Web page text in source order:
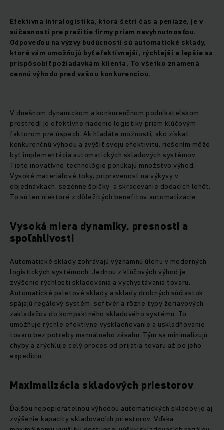
Efektívna intralogistika, ktorá šetrí čas a peniaze, je v
súčasnosti pre prežitie firmy priam nevyhnutnosťou.
Odpoveďou na výzvy budúcnosti sú automatické sklady,
ktoré vám umožňujú byť efektívnejší, rýchlejší a lepšie sa
prispôsobiť požiadavkám klienta. To všetko znamená
cennú výhodu pred vašou konkurenciou.
V dnešnom dynamickom a konkurenčnom podnikateľskom
prostredí je efektívne riadenie logistiky priam kľúčovým
faktorom pre úspech. Ak hľadáte možnosti, ako získať
konkurenčnú výhodu a zvýšiť svoju efektivitu, riešením môže
byť implementácia automatických skladových systémov.
Tieto inovatívne technológie ponúkajú množstvo výhod.
Vysoké materiálové toky, pripravenosť na výkyvy v
objednávkach, sezónne špičky a skracovanie dodacích lehôt.
To sú len niektoré z dôležitých benefitov automatizácie.
Vysoká miera dynamiky, presnosti a
spoľahlivosti
Automatické sklady zohrávajú významnú úlohu v moderných
logistických systémoch. Jednou z kľúčových výhod je
zvýšenie rýchlosti skladovania a vychystávania tovaru.
Automatické paletové sklady a sklady drobných súčiastok
spájajú regálový systém, softvér a rôzne typy žeriavových
zakladačov do kompaktného skladového systému. To
umožňuje rýchle efektívne vyskladňovanie a uskladňovanie
tovaru bez potreby manuálneho zásahu. Tým sa minimalizujú
chyby a zrýchľuje celý proces od prijatia tovaru až po jeho
expedíciu.
Maximalizácia skladových priestorov
Ďalšou nepopierateľnou výhodou automatických skladov je aj
zvýšenie kapacity skladovacích priestorov. Vďaka